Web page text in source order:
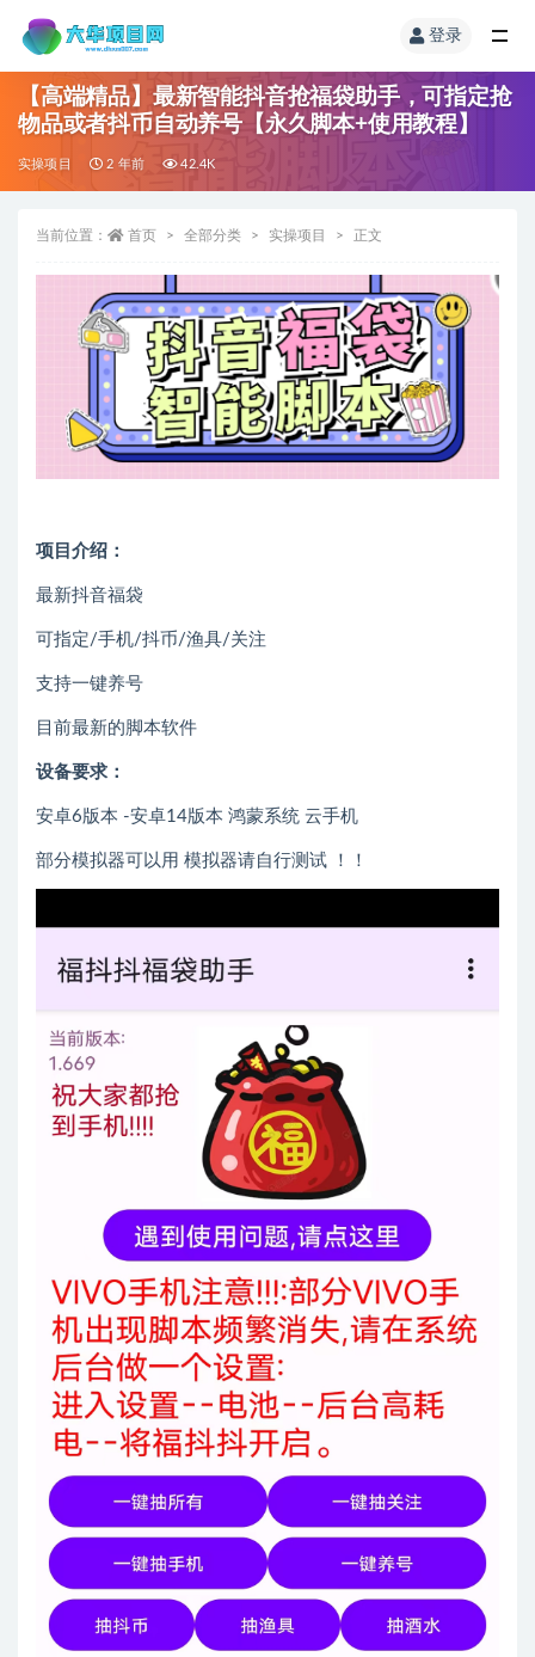
登录
【高端精品】最新智能抖音抢福袋助手，可指定抢
物品或者抖币自动养号【永久脚本+使用教程】
实操项目 2 年前 42.4K
当前位置： 首页 全部分类 实操项目 正文
项目介绍：
最新抖音福袋
可指定/手机/抖币/渔具/关注
支持一键养号
目前最新的脚本软件
设备要求：
安卓6版本 -安卓14版本 鸿蒙系统 云手机
部分模拟器可以用 模拟器请自行测试 ！！